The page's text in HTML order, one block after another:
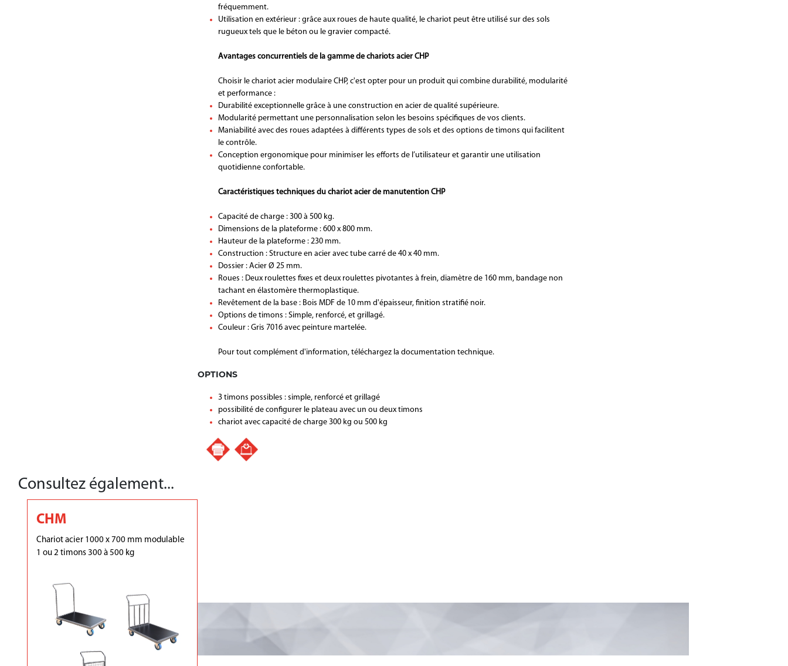
fréquemment.
Utilisation en extérieur : grâce aux roues de haute qualité, le chariot peut être utilisé sur des sols
rugueux tels que le béton ou le gravier compacté.
Avantages concurrentiels de la gamme de chariots acier CHP
Choisir le chariot acier modulaire CHP, c'est opter pour un produit qui combine durabilité, modularité
et performance :
Durabilité exceptionnelle grâce à une construction en acier de qualité supérieure.
Modularité permettant une personnalisation selon les besoins spécifiques de vos clients.
Maniabilité avec des roues adaptées à différents types de sols et des options de timons qui facilitent
le contrôle.
Conception ergonomique pour minimiser les efforts de l’utilisateur et garantir une utilisation
quotidienne confortable.
Caractéristiques techniques du chariot acier de manutention CHP
Capacité de charge : 300 à 500 kg.
Dimensions de la plateforme : 600 x 800 mm.
Hauteur de la plateforme : 230 mm.
Construction : Structure en acier avec tube carré de 40 x 40 mm.
Dossier : Acier Ø 25 mm.
Roues : Deux roulettes fixes et deux roulettes pivotantes à frein, diamètre de 160 mm, bandage non
tachant en élastomère thermoplastique.
Revêtement de la base : Bois MDF de 10 mm d'épaisseur, finition stratifié noir.
Options de timons : Simple, renforcé, et grillagé.
Couleur : Gris 7016 avec peinture martelée.
Pour tout complément d'information, téléchargez la documentation technique.
OPTIONS
3 timons possibles : simple, renforcé et grillagé
possibilité de configurer le plateau avec un ou deux timons
chariot avec capacité de charge 300 kg ou 500 kg
Consultez également...
CHM
Chariot acier 1000 x 700 mm modulable
1 ou 2 timons 300 à 500 kg